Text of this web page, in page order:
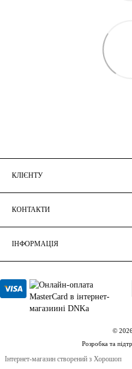
КЛІЄНТУ
КОНТАКТИ
ІНФОРМАЦІЯ
©
Розробка та
Інтернет-магазин створений з Хорошоп